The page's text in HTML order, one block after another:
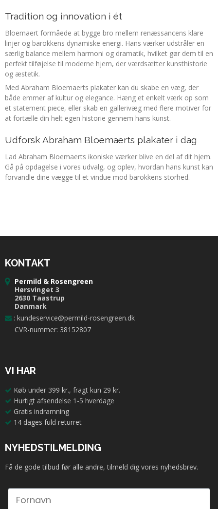
Tradition og innovation i ét
Bloemaert formåede at bygge bro mellem renæssancens klare
linjer og barokkens dynamiske energi. Hans værker udstråler en
særlig balance mellem harmoni og dramatik, hvilket gør dem til en
perfekt tilføjelse til moderne hjem, der værdsætter kunsthistorie
og æstetik.
Med Abraham Bloemaerts plakater kan du skabe en væg, der
både emmer af kultur og elegance. Hæng et enkelt værk op som
et statement piece, eller skab en gallerivæg med flere motiver for
at fortælle din helt egen historie gennem hans kunst.
Udforsk Abraham Bloemaerts plakater i dag
Lad Abraham Bloemaerts ikoniske værker blive en del af dit hjem.
Gå på opdagelse i vores udvalg, og oplev, hvordan hans kunst kan
forvandle dine vægge til et vindue mod barokkens storhed.
KONTAKT
Permild & Rosengreen
Hørsvinget 3
2630 Taastrup
Danmark
: kundeservice@permild-rosengreen.dk
CVR-nummer: 38152807
VI HAR
Køb under 399 kr., fragt kun 29 kr.
Hurtigt afsendelse 1-5 hverdage
Gratis indramning
14 dages fuld returret
NYHEDSTILMELDING
Få de gode tilbud før alle andre, tilmeld dig vores nyhedsbrev.